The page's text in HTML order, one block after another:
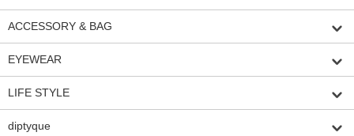
ACCESSORY & BAG
EYEWEAR
LIFE STYLE
diptyque